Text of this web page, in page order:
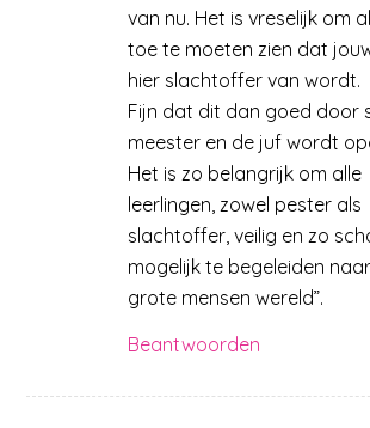
van nu. Het is vreselijk om
toe te moeten zien dat
hier slachtoffer van wordt.
Fijn dat dit dan goed door
meester en de juf wordt
Het is zo belangrijk om alle
leerlingen, zowel pester als
slachtoffer, veilig en zo
mogelijk te begeleiden
grote mensen wereld”.
Beantwoorden